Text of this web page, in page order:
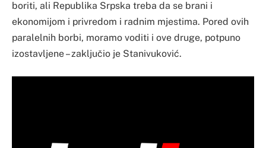
boriti, ali Republika Srpska treba da se brani i
ekonomijom i privredom i radnim mjestima. Pored ovih
paralelnih borbi, moramo voditi i ove druge, potpuno
izostavljene – zaključio je Stanivuković.